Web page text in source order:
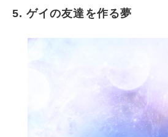
ゲイの友達を作る夢
ゲイじゃないけどゲイバーに
5. ゲイの友達を作る夢